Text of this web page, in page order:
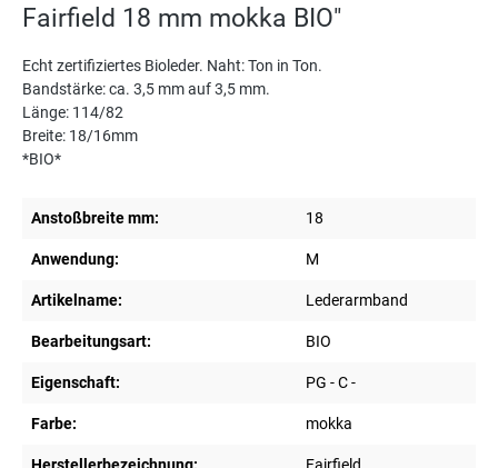
Fairfield 18 mm mokka BIO"
Echt zertifiziertes Bioleder. Naht: Ton in Ton.
Bandstärke: ca. 3,5 mm auf 3,5 mm.
Länge: 114/82
Breite: 18/16mm
*BIO*
Anstoßbreite mm: 18
Anwendung: M
Artikelname: Lederarmband
Bearbeitungsart: BIO
Eigenschaft: PG - C -
Farbe: mokka